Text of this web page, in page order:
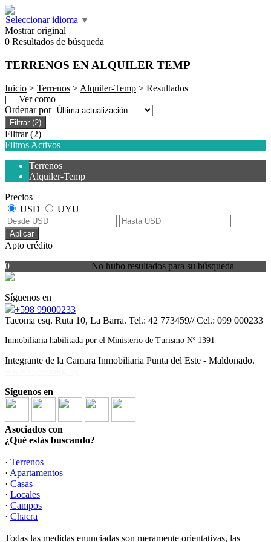
Seleccionar idioma ▼
Mostrar original
0 Resultados de búsqueda
TERRENOS EN ALQUILER TEMP
Inicio > Terrenos >Alquiler-Temp > Resultados
| Ver como
Ordenar por
Filtrar (2)
Filtrar (2)
Filtros Activos
Terrenos
Alquiler-Temp
Precios
USD
UYU
Aplicar
Apto crédito
No hubo resultados para su búsqueda
0
Síguenos en
+598 99000233
Tacoma esq. Ruta 10, La Barra. Tel.: 42 773459// Cel.: 099 000233
Inmobiliaria habilitada por el Ministerio de Turismo Nº 1391
Integrante de la Camara Inmobiliaria Punta del Este - Maldonado.
Síguenos en
Asociados con
¿Qué estás buscando?
· Terrenos
· Apartamentos
· Casas
· Locales
· Campos
· Chacra
Todas las medidas enunciadas son meramente orientativas, las